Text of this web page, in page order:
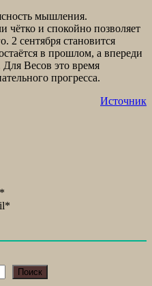
мышления.
чётко и спокойно позволяет
2 сентября становится
в прошлом, а впереди
Весов это время
прогресса.
Источник
Поиск